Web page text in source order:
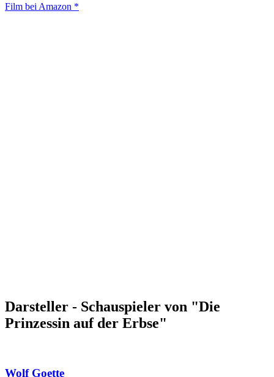
Film bei Amazon *
Darsteller - Schauspieler von "Die
Prinzessin auf der Erbse"
Wolf Goette